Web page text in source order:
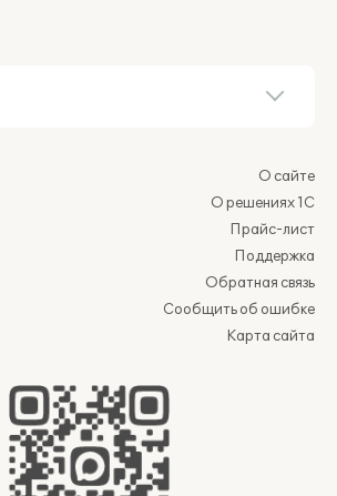
О сайте
О решениях 1С
Прайс-лист
Поддержка
Обратная связь
Сообщить об ошибке
Карта сайта